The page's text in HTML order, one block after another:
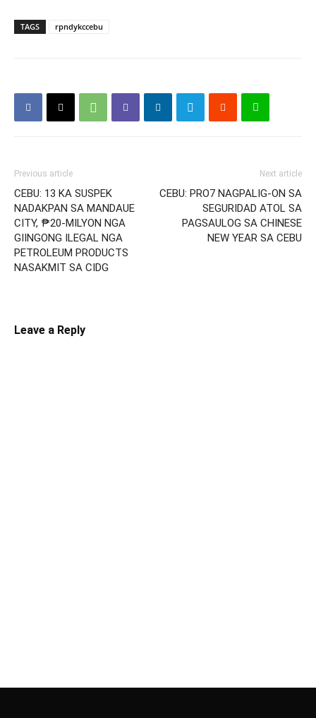
TAGS rpndykccebu
Previous article
CEBU: 13 KA SUSPEK
NADAKPAN SA MANDAUE
CITY, ₱20-MILYON NGA
GIINGONG ILEGAL NGA
PETROLEUM PRODUCTS
NASAKMIT SA CIDG
Next article
CEBU: PRO7 NAGPALIG-ON SA
SEGURIDAD ATOL SA
PAGSAULOG SA CHINESE
NEW YEAR SA CEBU
Leave a Reply